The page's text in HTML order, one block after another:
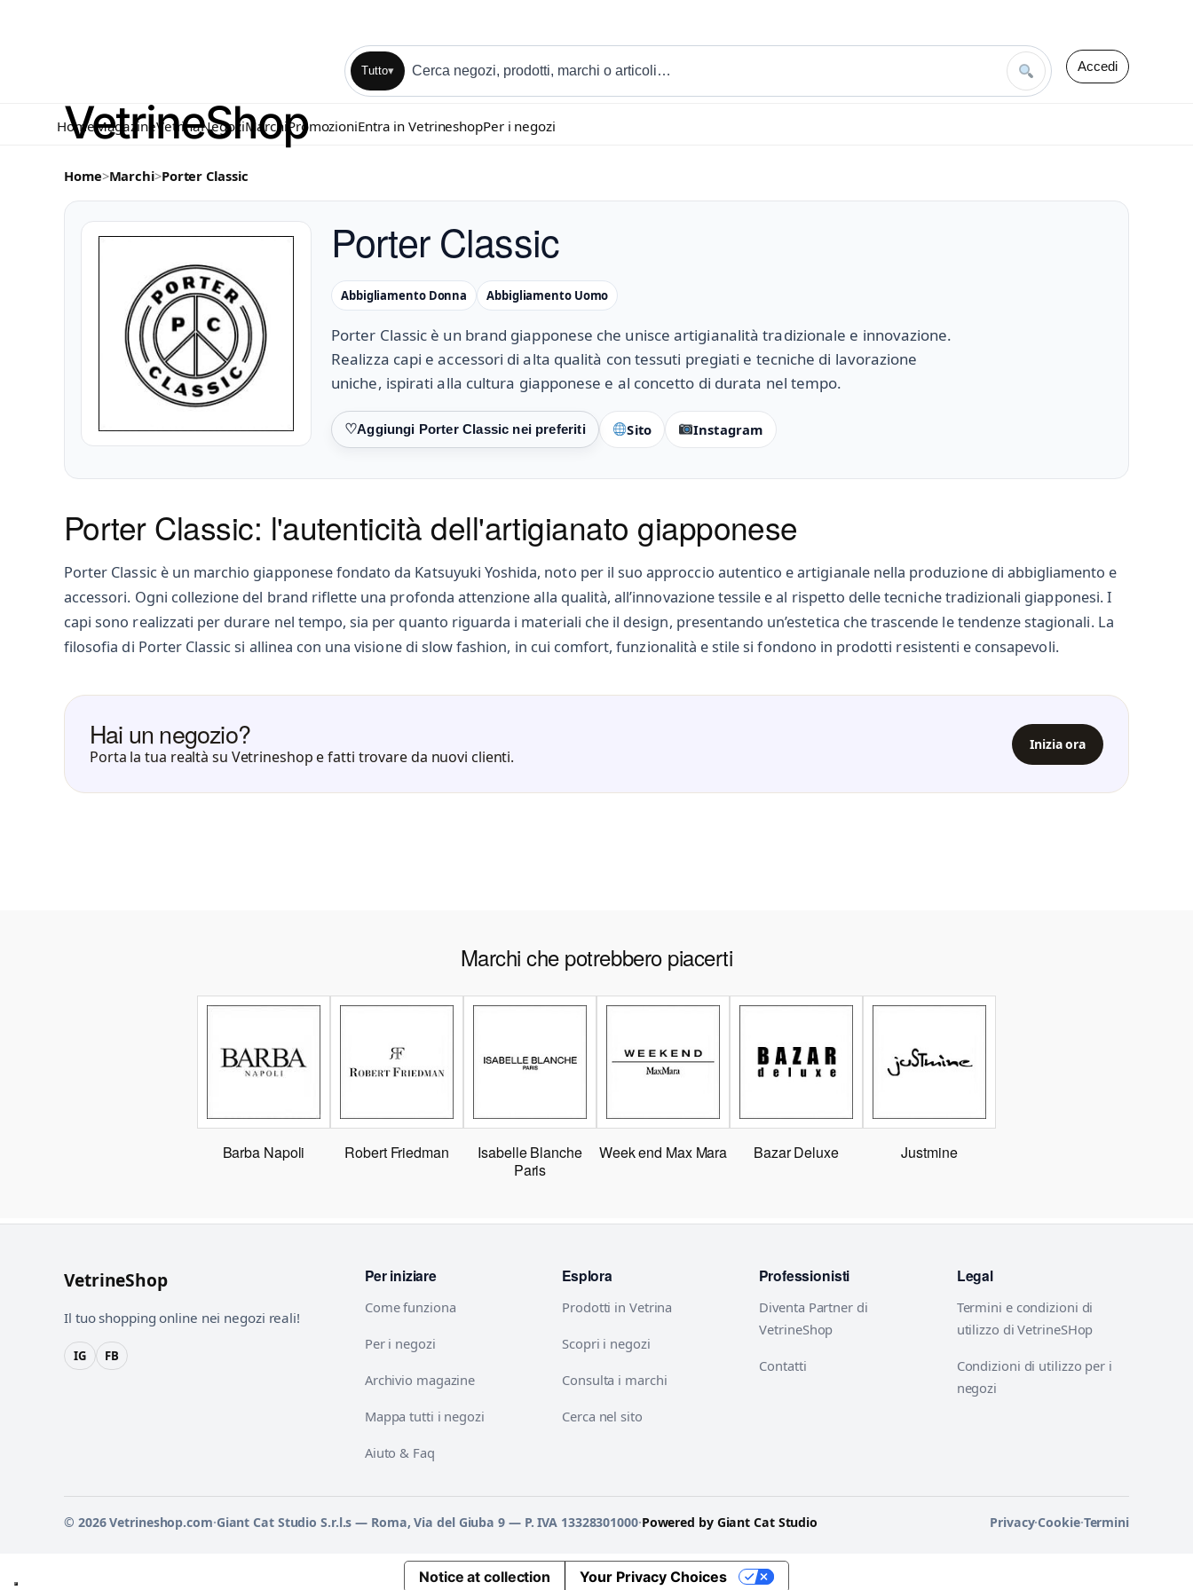
Tutto▾ Accedi
HomeMagazineVetrinaNegoziMarchi PromozioniEntra in VetrineshopPer i negozi
Home>Marchi>Porter Classic
Porter Classic
Abbigliamento Donna Abbigliamento Uomo
Porter Classic è un brand giapponese che unisce artigianalità tradizionale e innovazione.
Realizza capi e accessori di alta qualità con tessuti pregiati e tecniche di lavorazione
uniche, ispirati alla cultura giapponese e al concetto di durata nel tempo.
Preferiti Sito Instagram
Porter Classic: l'autenticità dell'artigianato giapponese
Porter Classic è un marchio giapponese fondato da Katsuyuki Yoshida, noto per il suo approccio autentico e artigianale nella produzione di abbigliamento e
accessori. Ogni collezione del brand riflette una profonda attenzione alla qualità, all’innovazione tessile e al rispetto delle tecniche tradizionali giapponesi. I
capi sono realizzati per durare nel tempo, sia per quanto riguarda i materiali che il design, presentando un’estetica che trascende le tendenze stagionali. La
filosofia di Porter Classic si allinea con una visione di slow fashion, in cui comfort, funzionalità e stile si fondono in prodotti resistenti e consapevoli.
Hai un negozio?
Porta la tua realtà su Vetrineshop e fatti trovare da nuovi clienti.
Inizia ora
Marchi che potrebbero piacerti
Barba Napoli Robert Friedman
Isabelle Blanche
Paris
Week end Max Mara Bazar Deluxe Justmine
VetrineShop
Il tuo shopping online nei negozi reali!
IG FB
Per iniziare
Come funziona
Per i negozi
Archivio magazine
Mappa tutti i negozi
Aiuto & Faq
Esplora
Prodotti in Vetrina
Scopri i negozi
Consulta i marchi
Cerca nel sito
Professionisti
Diventa Partner di
VetrineShop
Contatti
Legal
Termini e condizioni di
utilizzo di VetrineSHop
Condizioni di utilizzo per i
negozi
© 2026 Vetrineshop.com·Giant Cat Studio S.r.l.s — Roma, Via del Giuba 9 — P. IVA 13328301000·Powered by Giant Cat Studio Privacy·Cookie·Termini
Notice at collection Your Privacy Choices